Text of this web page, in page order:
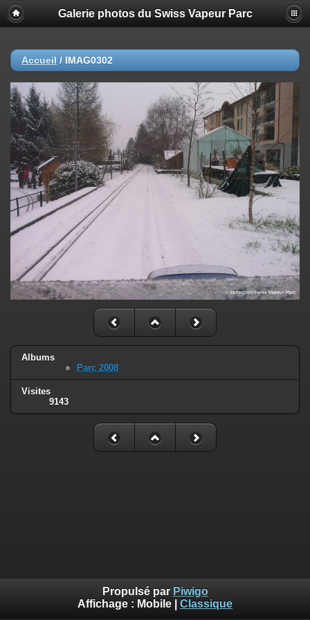
Galerie photos du Swiss Vapeur Parc
Accueil / IMAG0302
Albums
Parc 2008
Visites
9143
Propulsé par Piwigo
Affichage : Mobile Classique